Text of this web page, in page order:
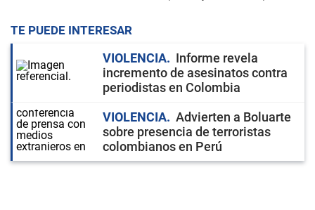
TE PUEDE INTERESAR
VIOLENCIA
Informe revela
incremento de asesinatos contra
periodistas en Colombia
VIOLENCIA
Advierten a Boluarte
sobre presencia de terroristas
colombianos en Perú